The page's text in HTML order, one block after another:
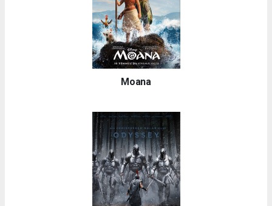
Moana